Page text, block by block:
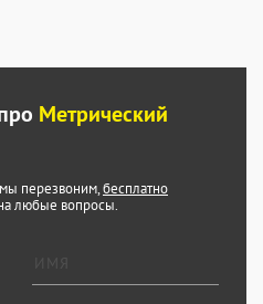
Метрический
перезвоним,бесплатно
любые вопросы.